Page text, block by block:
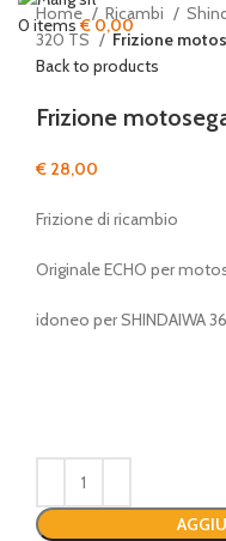
0 items€0,00
Home Ricambi
320 TS
Frizione
Back to products
Frizione
€ 28,00
Frizione di ricambio
Originale ECHO per
idoneo per SHINDAIWA